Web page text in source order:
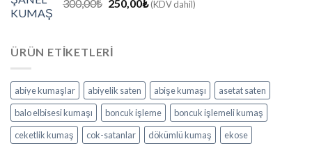
300,00₺ 250,00₺ (KDV dahil)
ÜRÜN ETIKETLERI
abiye kumaşlar abiyelik saten abişe kumaşı
asetat saten
balo elbisesi kumaşı
boncuk işleme
boncuk işlemeli kumaş
ceketlik kumaş
cok-satanlar dökümlü kumaş
ekose